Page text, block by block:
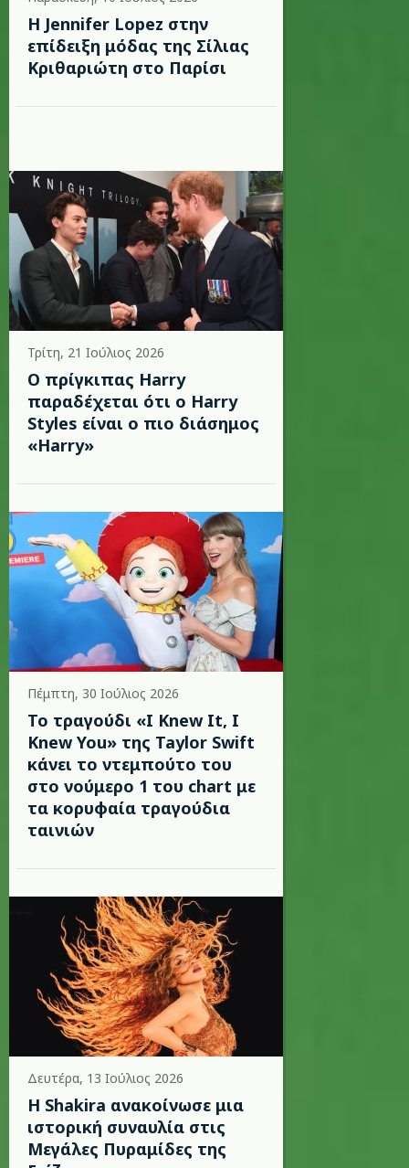
Η Jennifer Lopez στην
επίδειξη μόδας της Σίλιας
Κριθαριώτη στο Παρίσι
Τρίτη, 21 Ιούλιος 2026
Ο πρίγκιπας Harry
παραδέχεται ότι ο Harry
Styles είναι ο πιο διάσημος
«Harry»
Πέμπτη, 30 Ιούλιος 2026
Το τραγούδι «I Knew It, I
Knew You» της Taylor Swift
κάνει το ντεμπούτο του
στο νούμερο 1 του chart με
τα κορυφαία τραγούδια
ταινιών
Δευτέρα, 13 Ιούλιος 2026
Η Shakira ανακοίνωσε μια
ιστορική συναυλία στις
Μεγάλες Πυραμίδες της